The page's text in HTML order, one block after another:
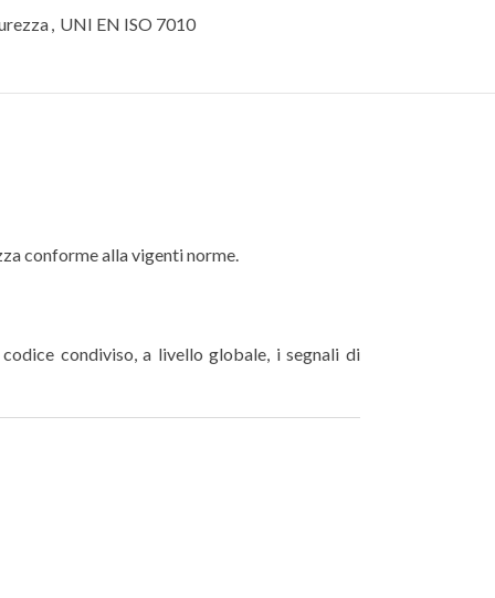
, UNI EN ISO 7010
conforme alla vigenti norme.
condiviso, a livello globale, i segnali di